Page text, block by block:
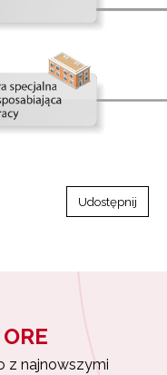
Udostępnij
z najnowszymi